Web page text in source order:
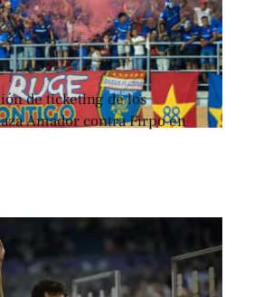
de ticketing de los
Amador contra Firpo en